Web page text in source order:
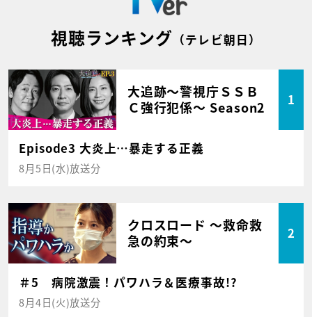
視聴ランキング （テレビ朝日）
大追跡～警視庁ＳＳＢ
Ｃ強行犯係～ Season2
1
Episode3 大炎上…暴走する正義
8月5日(水)放送分
クロスロード ～救命救
急の約束～
2
＃5 病院激震！パワハラ＆医療事故!?
8月4日(火)放送分